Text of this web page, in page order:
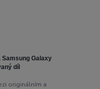
Galaxy
díl
originálním a